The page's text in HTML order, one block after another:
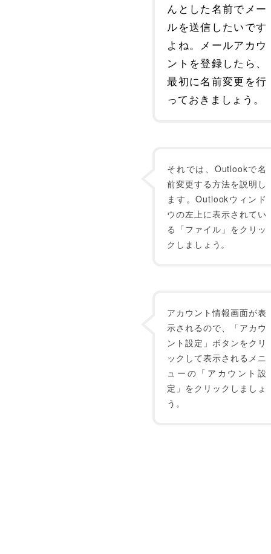
んとした名前でメー
ルを送信したいです
よね。メールアカウ
ントを登録したら、
最初に名前変更を行
っておきましょう。
それでは、Outlookで名
前変更する方法を説明し
ます。Outlookウィンド
ウの左上に表示されてい
る「ファイル」をクリッ
クしましょう。
アカウント情報画面が表
示されるので、「アカウ
ント設定」ボタンをクリ
ックして表示されるメニ
ューの「アカウント設
定」をクリックしましょ
う。